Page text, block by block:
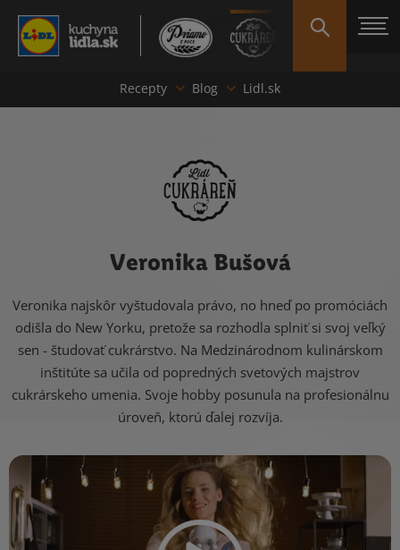
Recepty Blog Lidl.sk
Veronika Bušová
Veronika najskôr vyštudovala právo, no hneď po promóciách
odišla do New Yorku, pretože sa rozhodla splniť si svoj veľký
sen - študovať cukrárstvo. Na Medzinárodnom kulinárskom
inštitúte sa učila od popredných svetových majstrov
cukrárskeho umenia. Svoje hobby posunula na profesionálnu
úroveň, ktorú ďalej rozvíja.